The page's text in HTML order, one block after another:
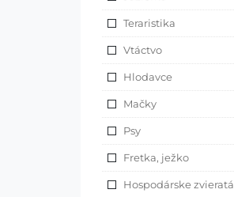
Teraristika
Vtáctvo
Hlodavce
Mačky
Psy
Fretka, ježko
Hospodárske zvieratá